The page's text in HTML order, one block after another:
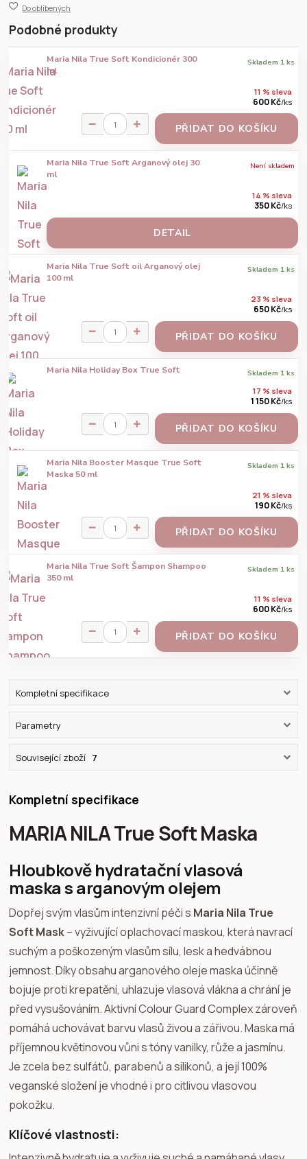
Do oblíbených
Podobné produkty
Maria Nila True Soft Kondicionér 300
ml
11 % sleva
600 Kč/ks
Skladem 1 ks
PŘIDAT DO KOŠÍKU
Maria Nila True Soft Arganový olej 30
ml
14 % sleva
350 Kč/ks
Není skladem
DETAIL
Maria Nila True Soft oil Arganový olej
100 ml
23 % sleva
650 Kč/ks
Skladem 1 ks
PŘIDAT DO KOŠÍKU
Maria Nila Holiday Box True Soft
17 % sleva
1 150 Kč/ks
Skladem 1 ks
PŘIDAT DO KOŠÍKU
Maria Nila Booster Masque True Soft
Maska 50 ml
21 % sleva
190 Kč/ks
Skladem 1 ks
PŘIDAT DO KOŠÍKU
Maria Nila True Soft Šampon Shampoo
350 ml
11 % sleva
600 Kč/ks
Skladem 1 ks
PŘIDAT DO KOŠÍKU
Kompletní specifikace
Parametry
Související zboží 7
Kompletní specifikace
MARIA NILA True Soft Maska
Hloubkově hydratační vlasová
maska s arganovým olejem
Dopřej svým vlasům intenzivní péči s Maria Nila True
Soft Mask– vyživující oplachovací maskou, která navrací
suchým a poškozeným vlasům sílu, lesk a hedvábnou
jemnost. Díky obsahu arganového oleje maska účinně
bojuje proti krepatění, uhlazuje vlasová vlákna a chrání je
před vysušováním. Aktivní Colour Guard Complex zároveň
pomáhá uchovávat barvu vlasů živou a zářivou. Maska má
příjemnou květinovou vůni s tóny vanilky, růže a jasmínu.
Je zcela bez sulfátů, parabenů a silikonů, a její 100%
veganské složení je vhodné i pro citlivou vlasovou
pokožku.
Klíčové vlastnosti: